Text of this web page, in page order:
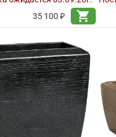
35 100 ₽
shopping_cart